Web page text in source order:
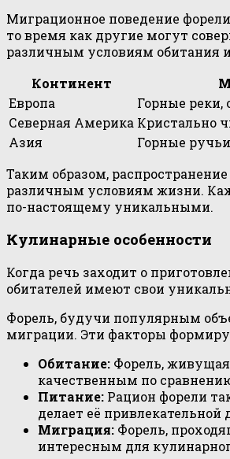
Миграционное поведение
то время как другие могут
различным условиям обитания
Континент
Европа
Горные реки,
Северная Америка Кристально
Азия
Горные
Таким образом,
различным условиям жизни.
по-настоящему уникальными.
Кулинарные особенности
Когда речь заходит о
обитателей имеют свои
Форель, будучи популярным
миграции. Эти факторы
Обитание: Форель, живущая
качественным по
Питание: Рацион форели
делает её привлекательной
Миграция: Форель,
интересным для